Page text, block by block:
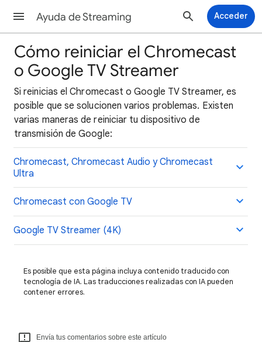
Ayuda de Streaming Acceder
Cómo reiniciar el Chromecast
o Google TV Streamer
Si reinicias el Chromecast o Google TV Streamer, es
posible que se solucionen varios problemas. Existen
varias maneras de reiniciar tu dispositivo de
transmisión de Google:
Chromecast, Chromecast Audio y Chromecast
Ultra
Chromecast con Google TV
Google TV Streamer (4K)
Es posible que esta página incluya contenido traducido con
tecnología de IA. Las traducciones realizadas con IA pueden
contener errores.
Envía tus comentarios sobre este artículo